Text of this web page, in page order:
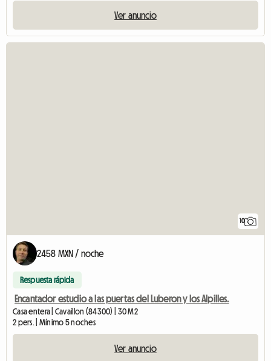
Ver anuncio
10
2458 MXN / noche
Respuesta rápida
Encantador estudio a las puertas del Luberon y los Alpilles.
Casa entera | Cavaillon (84300) | 30 M2
2 pers. | Mínimo 5 noches
Ver anuncio